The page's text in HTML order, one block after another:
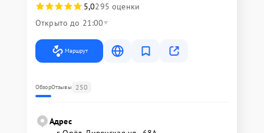
5,0295 оценки
Открыто до 21:00
Маршрут
ОбзорОтзывы 250
Адрес